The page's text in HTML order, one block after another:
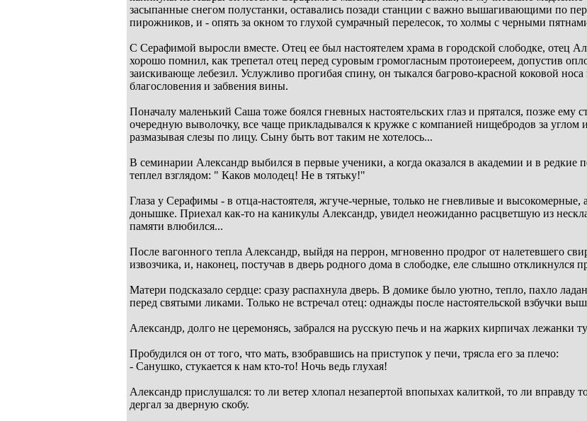
засыпанные снегом полустанки, оставались позади станции с важно вышагивающими по
пирожников, и - опять за окном то глухой сумрачный перелесок, то холмы с черными
С Серафимой выросли вместе. Отец ее был настоятелем храма в городской слободке, отец
хорошо помнил, как трепетал отец перед суровым громогласным протоиереем, допустив
заискивающе лебезил. Услужливо прогибая спину, он тыкался багрово-красной коковой
благословения и забвения вины.
Поначалу маленький Саша тоже боялся гневных настоятельских глаз и прятался, позже ему
очередную выволочку, все чаще прикладывался к кружке с компанией нищебродов за углом
размазывая слезы по лицу. Сыну быть вот таким не хотелось...
В семинарии Александр выбился в первые ученики, а когда оказался в академии и в редкие
теплел взглядом: " Каков молодец! Не в тятьку!"
Глаза у Серафимы - в отца-настоятеля, жгуче-черные, только не гневливые и
донышке. Приехал как-то на каникулы Александр, увидел неожиданно расцветшую из
памяти влюбился...
После вагонного тепла Александр, выйдя на перрон, мгновенно продрог от налетевшего
извозчика, и, наконец, постучав в дверь родного дома в слободке, еле слышно откликнулся
Матери подсказало сердце: сразу распахнула дверь. В домике было уютно, тепло, пахло
перед святыми ликами. Только не встречал отец: однажды после настоятельской взбучки
Александр, долго не церемонясь, забрался на русскую печь и на жарких кирпичах лежанки
Пробудился он от того, что мать, взобравшись на приступок у печи, трясла его за плечо:
- Санушко, стукается к нам кто-то! Ночь ведь глухая!
Александр прислушался: то ли ветер хлопал незапертой впопыхах калиткой, то ли вправду
дергал за дверную скобу.